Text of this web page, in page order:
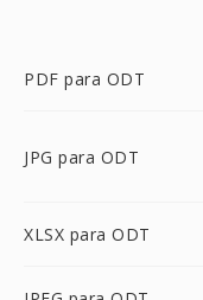
PDF para ODT
JPG para ODT
XLSX para ODT